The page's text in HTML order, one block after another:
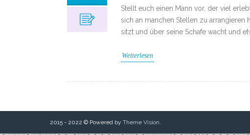
Stellt euch einen Mann vor, der viel
sich an manchen Stellen zu arrangieren
sitzt und über seine Schafe wacht und
Weiterlesen
2015 - 2022 © Powered by Theme Vision.